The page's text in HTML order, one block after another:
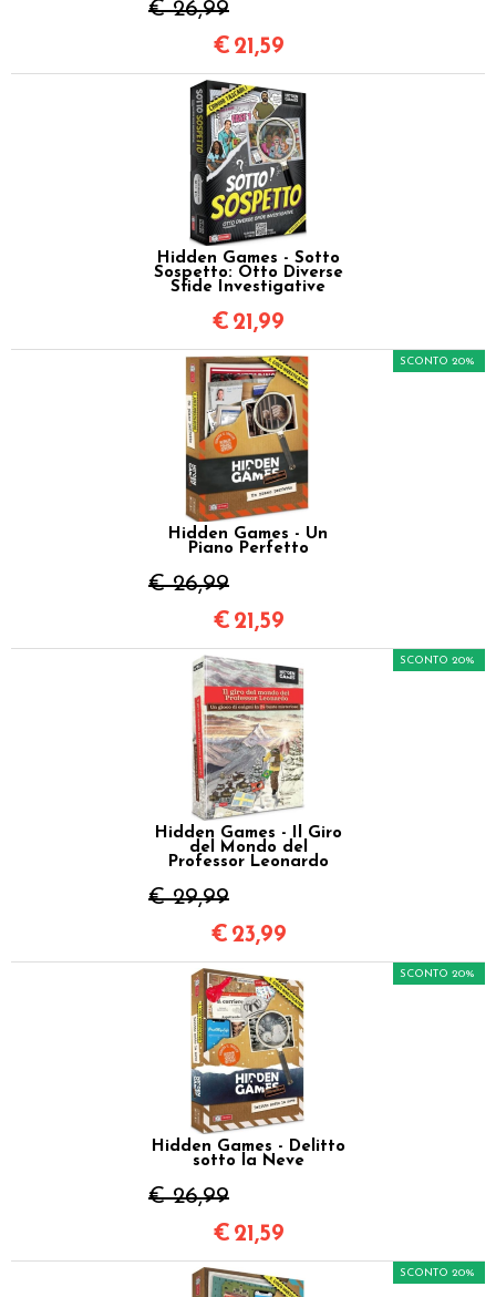
€ 26,99
€ 21,59
Hidden Games - Sotto
Sospetto: Otto Diverse
Sfide Investigative
€ 21,99
Hidden Games - Un
Piano Perfetto
€ 26,99
SCONTO 20%
€ 21,59
Hidden Games - Il Giro
del Mondo del
Professor Leonardo
€ 29,99
SCONTO 20%
€ 23,99
Hidden Games - Delitto
sotto la Neve
€ 26,99
SCONTO 20%
€ 21,59
SCONTO 20%